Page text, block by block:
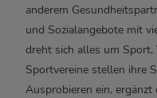
anderem
und Sozialangebote mit
dreht sich alles um
Sportvereine stellen ihre
Ausprobieren ein,